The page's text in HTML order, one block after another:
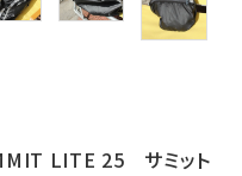
LITE 25 サミット